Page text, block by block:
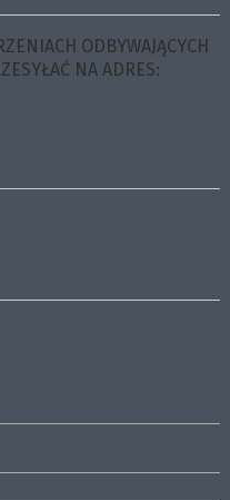
ODBYWAJĄCYCH
NA ADRES: